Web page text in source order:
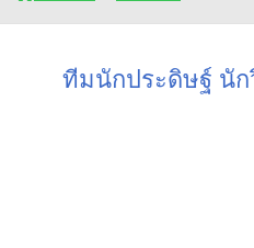
ทีมนักประดิษฐ์ นักวิ